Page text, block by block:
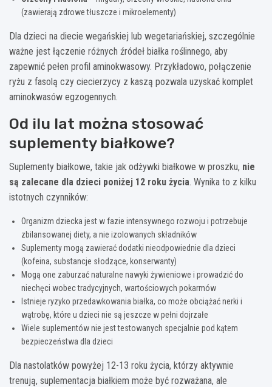
(zawierają zdrowe tłuszcze i mikroelementy)
Dla dzieci na diecie wegańskiej lub wegetariańskiej, szczególnie
ważne jest łączenie różnych źródeł białka roślinnego, aby
zapewnić pełen profil aminokwasowy. Przykładowo, połączenie
ryżu z fasolą czy ciecierzycy z kaszą pozwala uzyskać komplet
aminokwasów egzogennych.
Od ilu lat można stosować
suplementy białkowe?
Suplementy białkowe, takie jak odżywki białkowe w proszku, nie
są zalecane dla dzieci poniżej 12 roku życia. Wynika to z kilku
istotnych czynników:
Organizm dziecka jest w fazie intensywnego rozwoju i potrzebuje
zbilansowanej diety, a nie izolowanych składników
Suplementy mogą zawierać dodatki nieodpowiednie dla dzieci
(kofeina, substancje słodzące, konserwanty)
Mogą one zaburzać naturalne nawyki żywieniowe i prowadzić do
niechęci wobec tradycyjnych, wartościowych pokarmów
Istnieje ryzyko przedawkowania białka, co może obciążać nerki i
wątrobę, które u dzieci nie są jeszcze w pełni dojrzałe
Wiele suplementów nie jest testowanych specjalnie pod kątem
bezpieczeństwa dla dzieci
Dla nastolatków powyżej 12-13 roku życia, którzy aktywnie
trenują, suplementacja białkiem może być rozważana, ale